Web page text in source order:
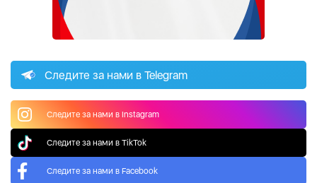
Следите за нами в Telegram
Следите за нами в Instagram
Следите за нами в TikTok
Следите за нами в Facebook